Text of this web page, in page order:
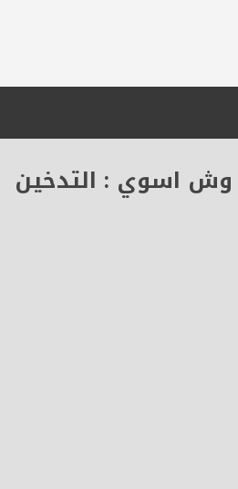
وش اسوي : التدخين